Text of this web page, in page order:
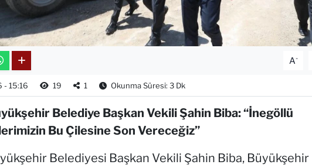
A-
15:16 19 1 Okunma Süresi: 3 Dk
Belediye Başkan Vekili Şahin Biba: “İnegöllü
Bu Çilesine Son Vereceğiz”
Belediyesi Başkan Vekili Şahin Biba, Büyükşehir